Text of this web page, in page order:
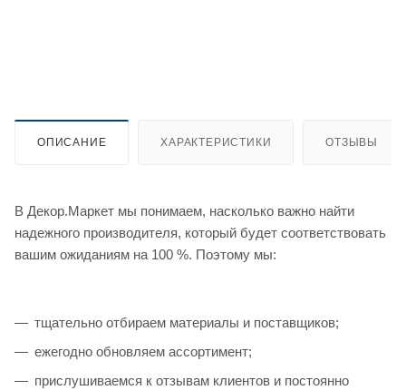
ОПИСАНИЕ ХАРАКТЕРИСТИКИ ОТЗЫВЫ
В Декор.Маркет мы понимаем, насколько важно найти
надежного производителя, который будет соответствовать
вашим ожиданиям на 100 %. Поэтому мы:
тщательно отбираем материалы и поставщиков;
ежегодно обновляем ассортимент;
прислушиваемся к отзывам клиентов и постоянно